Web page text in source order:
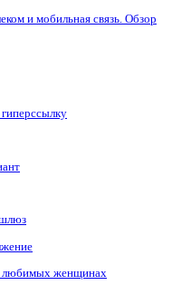
и мобильная связь. Обзор
любимых женщинах